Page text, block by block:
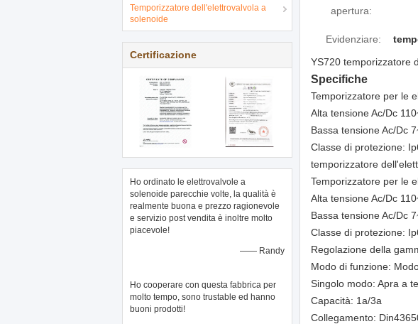
Temporizzatore dell'elettrovalvola a
solenoide
Certificazione
Ho ordinato le elettrovalvole a
solenoide parecchie volte, la qualità è
realmente buona e prezzo ragionevole
e servizio post vendita è inoltre molto
piacevole!
—— Randy
Ho cooperare con questa fabbrica per
molto tempo, sono trustable ed hanno
buoni prodotti!
apertura:
Evidenziare:
YS720 temporizzatore
Specifiche
Temporizzatore per le
Alta tensione Ac/Dc
Bassa tensione Ac/Dc
Classe di protezione:
temporizzatore
Temporizzatore per le
Alta tensione Ac/Dc
Bassa tensione Ac/Dc
Classe di protezione:
Regolazione della
Modo di funzione:
Singolo modo: Apra a
Capacità: 1a/3a
Collegamento: